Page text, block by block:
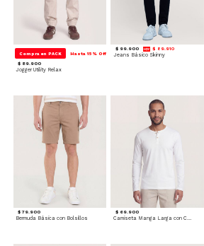
Compra en PACK Hasta 15% Off
$ 89.900
Jogger Utility Relax
$ 99.900 $ 89.910
Jeans Básico Skinny
$ 79.900
Bermuda Básica con Bolsillos
$ 69.900
Camiseta Manga Larga con Cuello Henley